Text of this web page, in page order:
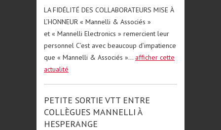
LA FIDÉLITÉ DES COLLABORATEURS MISE À
L’HONNEUR « Mannelli & Associés »
et « Mannelli Electronics » remercient leur
personnel C’est avec beaucoup d’impatience
que « Mannelli & Associés »... afficher cette
actualité
PETITE SORTIE VTT ENTRE
COLLÈGUES MANNELLI À
HESPERANGE